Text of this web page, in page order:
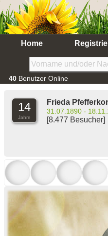
Home
40 Benutzer Online
14
Jahre
Frieda
31.07.1890 -
[8.477 Besucher]